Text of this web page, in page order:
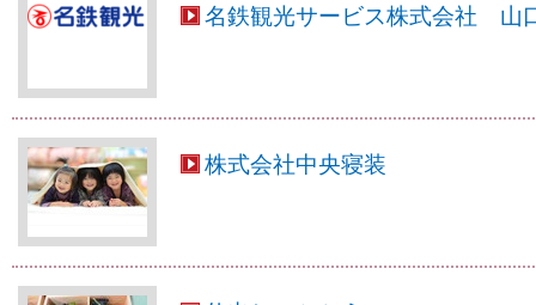
名鉄観光サービス株式会社 山
株式会社中央寝装